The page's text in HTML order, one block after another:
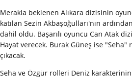
Merakla beklenen Alıkara dizisinin
katılan Sezin Akbaşoğulları'nın
dahil oldu. Başarılı oyuncu Can Atak
Hayat verecek. Burak Güneş ise "Seha"
çıkacak.
Seha ve Özgür rolleri Deniz